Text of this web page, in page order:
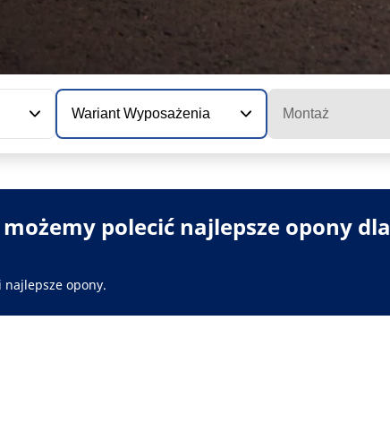
Wariant Wyposażenia Montaż
polecić najlepsze opony dla
najlepsze opony.